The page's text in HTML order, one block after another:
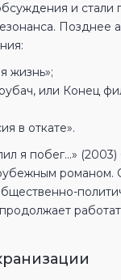
и стали
Позднее
жизнь»;
или Конец
в откате».
я побег…»
романом.